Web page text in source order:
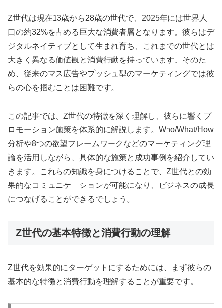
Z世代は現在13歳から28歳の世代で、2025年には世界人
口の約32%を占める巨大な消費者層となります。彼らはデ
ジタルネイティブとして生まれ育ち、これまでの世代とは
大きく異なる価値観と消費行動を持っています。そのた
め、従来のマス広告やプッシュ型のマーケティングでは彼
らの心を掴むことは困難です。
この記事では、Z世代の特徴を深く理解し、彼らに響くプ
ロモーション施策を体系的に解説します。Who/What/How
分析や8つの欲望フレームワークなどのマーケティング理
論を活用しながら、具体的な施策と成功事例を紹介してい
きます。これらの知識を身につけることで、Z世代との効
果的なコミュニケーションが可能になり、ビジネスの成長
につなげることができるでしょう。
Z世代の基本特徴と消費行動の理解
Z世代を効果的にターゲットにするためには、まず彼らの
基本的な特徴と消費行動を理解することが重要です。